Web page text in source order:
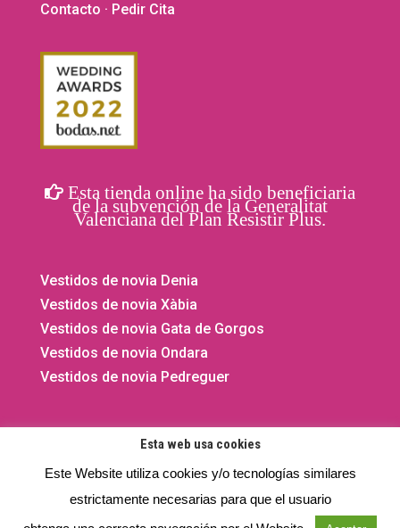
Contacto · Pedir Cita
Esta tienda online ha sido beneficiaria
de la subvención de la Generalitat
Valenciana del Plan Resistir Plus.
Vestidos de novia Denia
Vestidos de novia Xàbia
Vestidos de novia Gata de Gorgos
Vestidos de novia Ondara
Vestidos de novia Pedreguer
Cookies
Esta web usa cookies
Este Website utiliza cookies y/o tecnologías similares
estrictamente necesarias para que el usuario